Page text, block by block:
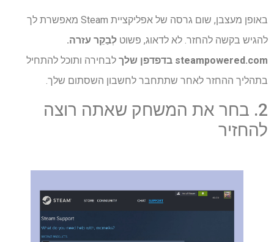
באופן מעצבן, שום גרסה של אפליקציית Steam מאפשרת לך
להגיש בקשה להחזר. לא לדאוג, פשוט לְבַקֵר עזרה.
steampowered.com בדפדפן שלך לבחירה ותוכל להתחיל
בתהליך ההחזר לאחר שתתחבר לחשבון השסתום שלך.
2. בחר את המשחק שאתה רוצה
להחזיר